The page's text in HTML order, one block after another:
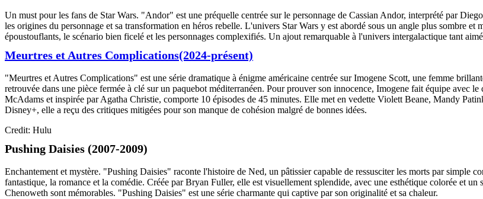
Un must pour les fans de Star Wars. "Andor" est une préquelle centrée sur le personnage de Cassian Andor, interprété par
les origines du personnage et sa transformation en héros rebelle. L'univers Star Wars y est abordé sous un angle plus sombre
époustouflants, le scénario bien ficelé et les personnages complexifiés. Un ajout remarquable à l'univers intergalactique tant
Meurtres et Autres Complications(2024-présent)
"Meurtres et Autres Complications" est une série dramatique à énigme américaine centrée sur Imogene Scott, une femme
retrouvée dans une pièce fermée à clé sur un paquebot méditerranéen. Pour prouver son innocence, Imogene fait équipe avec
McAdams et inspirée par Agatha Christie, comporte 10 épisodes de 45 minutes. Elle met en vedette Violett Beane, Mandy
Disney+, elle a reçu des critiques mitigées pour son manque de cohésion malgré de bonnes idées.
Credit: Hulu
Pushing Daisies (2007-2009)
Enchantement et mystère. "Pushing Daisies" raconte l'histoire de Ned, un pâtissier capable de ressusciter les morts par simple
fantastique, la romance et la comédie. Créée par Bryan Fuller, elle est visuellement splendide, avec une esthétique colorée et
Chenoweth sont mémorables. "Pushing Daisies" est une série charmante qui captive par son originalité et sa chaleur.